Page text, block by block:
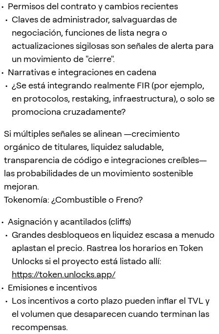
Permisos del contrato y cambios recientes
Claves de administrador, salvaguardas de
negociación, funciones de lista negra o
actualizaciones sigilosas son señales de alerta para
un movimiento de "cierre".
Narrativas e integraciones en cadena
¿Se está integrando realmente FIR (por ejemplo,
en protocolos, restaking, infraestructura), o solo se
promociona cruzadamente?
Si múltiples señales se alinean —crecimiento
orgánico de titulares, liquidez saludable,
transparencia de código e integraciones creíbles—
las probabilidades de un movimiento sostenible
mejoran.
Tokenomía: ¿Combustible o Freno?
Asignación y acantilados (cliffs)
Grandes desbloqueos en liquidez escasa a menudo
aplastan el precio. Rastrea los horarios en Token
Unlocks si el proyecto está listado allí:
https://token.unlocks.app/
Emisiones e incentivos
Los incentivos a corto plazo pueden inflar el TVL y
el volumen que desaparecen cuando terminan las
recompensas.